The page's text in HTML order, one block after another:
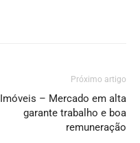
Próximo artigo
Imóveis – Mercado em alta
garante trabalho e boa
remuneração